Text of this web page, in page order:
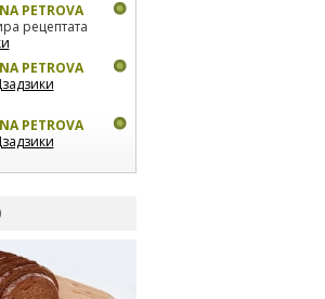
PETROVA
рецептата
PETROVA
PETROVA
Свински